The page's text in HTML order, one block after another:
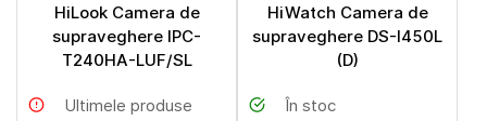
HiLook Camera de
supraveghere IPC-
T240HA-LUF/SL
Ultimele produse
HiWatch Camera de
supraveghere DS-I450L
(D)
În stoc